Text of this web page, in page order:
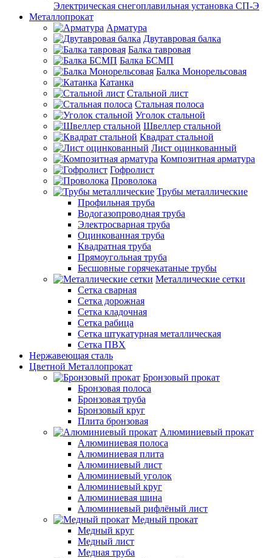
Электрическая снегоплавильная установка СП-Э
Металлопрокат
Арматура
Двутавровая балка
Балка тавровая
Балка БСМП
Балка Монорельсовая
Катанка
Стальной лист
Стальная полоса
Уголок стальной
Швеллер стальной
Квадрат стальной
Лист оцинкованный
Композитная арматура
Гофролист
Проволока
Трубы металлические
Профильная труба
Водогазопроводная труба
Электросварная труба
Оцинкованная труба
Квадратная труба
Прямоугольная труба
Бесшовные горячекатаные трубы
Металлические сетки
Сетка сварная
Сетка дорожная
Сетка кладочная
Сетка рабица
Сетка штукатурная металлическая
Сетка ПВХ
Нержавеющая сталь
Цветной Металлопрокат
Бронзовый прокат
Бронзовая полоса
Бронзовая труба
Бронзовый круг
Плита бронзовая
Алюминиевый прокат
Алюминиевая полоса
Алюминиевая плита
Алюминиевый лист
Алюминиевый уголок
Алюминиевый круг
Алюминиевая шина
Алюминиевый рифлёный лист
Медный прокат
Медный круг
Медный лист
Медная труба